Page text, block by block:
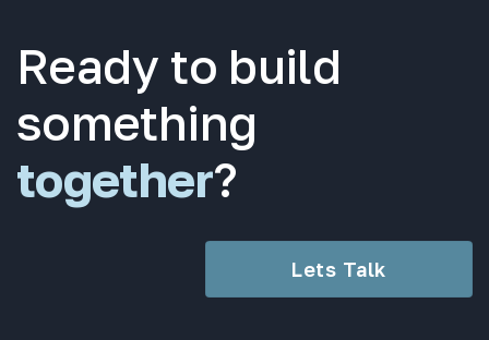
Ready to build
something
together?
Lets Talk